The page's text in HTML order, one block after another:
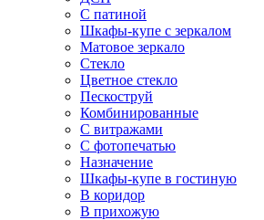
С патиной
Шкафы-купе с зеркалом
Матовое зеркало
Стекло
Цветное стекло
Пескоструй
Комбинированные
С витражами
С фотопечатью
Назначение
Шкафы-купе в гостиную
В коридор
В прихожую